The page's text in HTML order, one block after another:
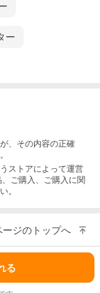
ー
、その内容の正確
ストアによって運営
ご購入 、ご購入に関
。
ージのトップへ
る